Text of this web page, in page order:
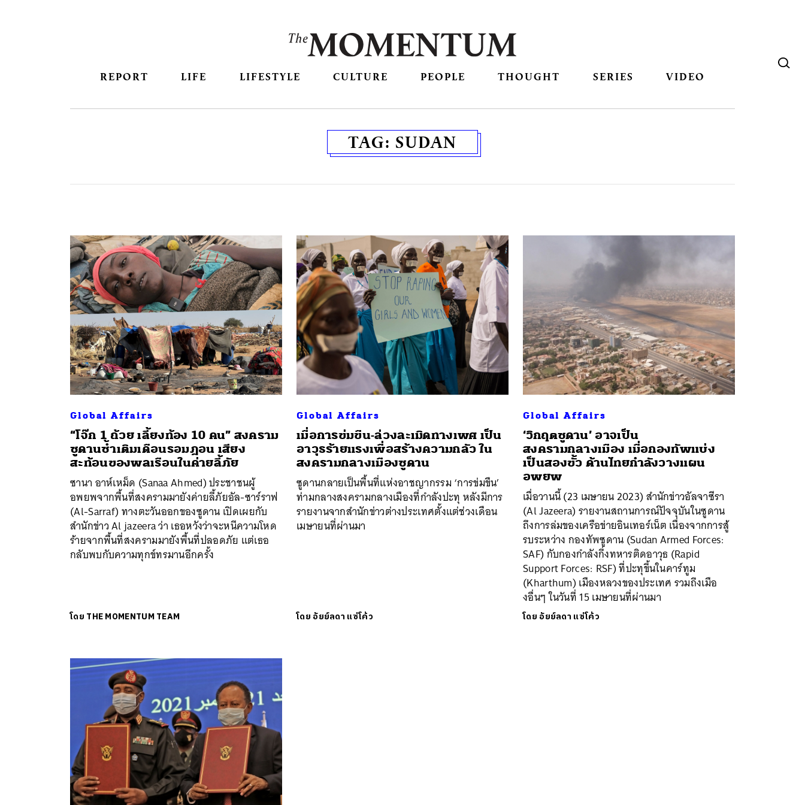
REPORT LIFE LIFESTYLE CULTURE PEOPLE THOUGHT SERIES VIDEO
TAG: SUDAN
Global Affairs
“โจ๊ก 1 ถ้วย เลี้ยงท้อง 10 คน” สงคราม
ซูดานซ้ำเติมเดือนรอมฎอน เสียง
สะท้อนของพลเรือนในค่ายลี้ภัย
ซานา อาห์เหม็ด (Sanaa Ahmed) ประชาชนผู้
อพยพจากพื้นที่สงครามมายังค่ายลี้ภัยอัล-ซาร์ราฟ
(Al-Sarraf) ทางตะวันออกของซูดาน เปิดเผยกับ
สำนักข่าว Al jazeera ว่า เธอหวังว่าจะหนีความโหด
ร้ายจากพื้นที่สงครามมายังพื้นที่ปลอดภัย แต่เธอ
กลับพบกับความทุกข์ทรมานอีกครั้ง
โดย THE MOMENTUM TEAM
Global Affairs
เมื่อการข่มขืน-ล่วงละเมิดทางเพศ เป็น
อาวุธร้ายแรงเพื่อสร้างความกลัว ใน
สงครามกลางเมืองซูดาน
ซูดานกลายเป็นพื้นที่แห่งอาชญากรรม ‘การข่มขืน’
ท่ามกลางสงครามกลางเมืองที่กำลังปะทุ หลังมีการ
รายงานจากสำนักข่าวต่างประเทศตั้งแต่ช่วงเดือน
เมษายนที่ผ่านมา
โดย อัยย์ลดา แซ่โค้ว
Global Affairs
‘วิกฤตซูดาน’ อาจเป็น
สงครามกลางเมือง เมื่อกองทัพแบ่ง
เป็นสองขั้ว ด้านไทยกำลังวางแผน
อพยพ
เมื่อวานนี้ (23 เมษายน 2023) สำนักข่าวอัลจาซีรา
(Al Jazeera) รายงานสถานการณ์ปัจจุบันในซูดาน
ถึงการล่มของเครือข่ายอินเทอร์เน็ต เนื่องจากการสู้
รบระหว่าง กองทัพซูดาน (Sudan Armed Forces:
SAF) กับกองกำลังกึ่งทหารติดอาวุธ (Rapid
Support Forces: RSF) ที่ปะทุขึ้นในคาร์ทูม
(Kharthum) เมืองหลวงของประเทศ รวมถึงเมือ
งอื่นๆ ในวันที่ 15 เมษายนที่ผ่านมา
โดย อัยย์ลดา แซ่โค้ว